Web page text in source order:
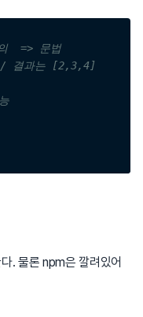
=> 문법
결과는 [2,3,4]
. 물론 npm은 깔려있어